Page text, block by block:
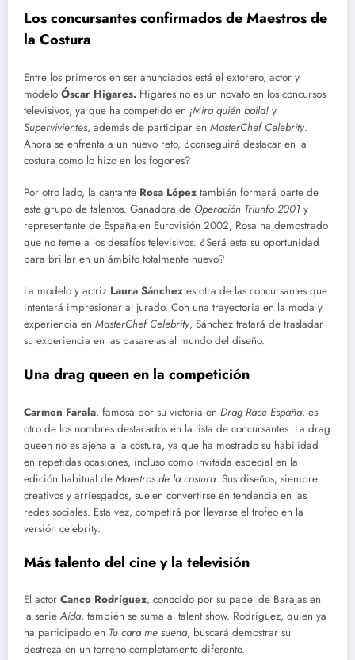
Los concursantes confirmados de Maestros de
la Costura
Entre los primeros en ser anunciados está el extorero, actor y
modelo Óscar Higares. Higares no es un novato en los concursos
televisivos, ya que ha competido en ¡Mira quién baila! y
Supervivientes, además de participar en MasterChef Celebrity.
Ahora se enfrenta a un nuevo reto, ¿conseguirá destacar en la
costura como lo hizo en los fogones?
Por otro lado, la cantante Rosa López también formará parte de
este grupo de talentos. Ganadora de Operación Triunfo 2001 y
representante de España en Eurovisión 2002, Rosa ha demostrado
que no teme a los desafíos televisivos. ¿Será esta su oportunidad
para brillar en un ámbito totalmente nuevo?
La modelo y actriz Laura Sánchez es otra de las concursantes que
intentará impresionar al jurado. Con una trayectoria en la moda y
experiencia en MasterChef Celebrity, Sánchez tratará de trasladar
su experiencia en las pasarelas al mundo del diseño.
Una drag queen en la competición
Carmen Farala, famosa por su victoria en Drag Race España, es
otro de los nombres destacados en la lista de concursantes. La drag
queen no es ajena a la costura, ya que ha mostrado su habilidad
en repetidas ocasiones, incluso como invitada especial en la
edición habitual de Maestros de la costura. Sus diseños, siempre
creativos y arriesgados, suelen convertirse en tendencia en las
redes sociales. Esta vez, competirá por llevarse el trofeo en la
versión celebrity.
Más talento del cine y la televisión
El actor Canco Rodríguez, conocido por su papel de Barajas en
la serie Aída, también se suma al talent show. Rodríguez, quien ya
ha participado en Tu cara me suena, buscará demostrar su
destreza en un terreno completamente diferente.